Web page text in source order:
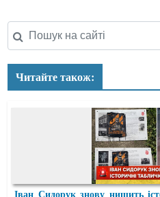
Читайте також:
Іван Сидорук знову нищить